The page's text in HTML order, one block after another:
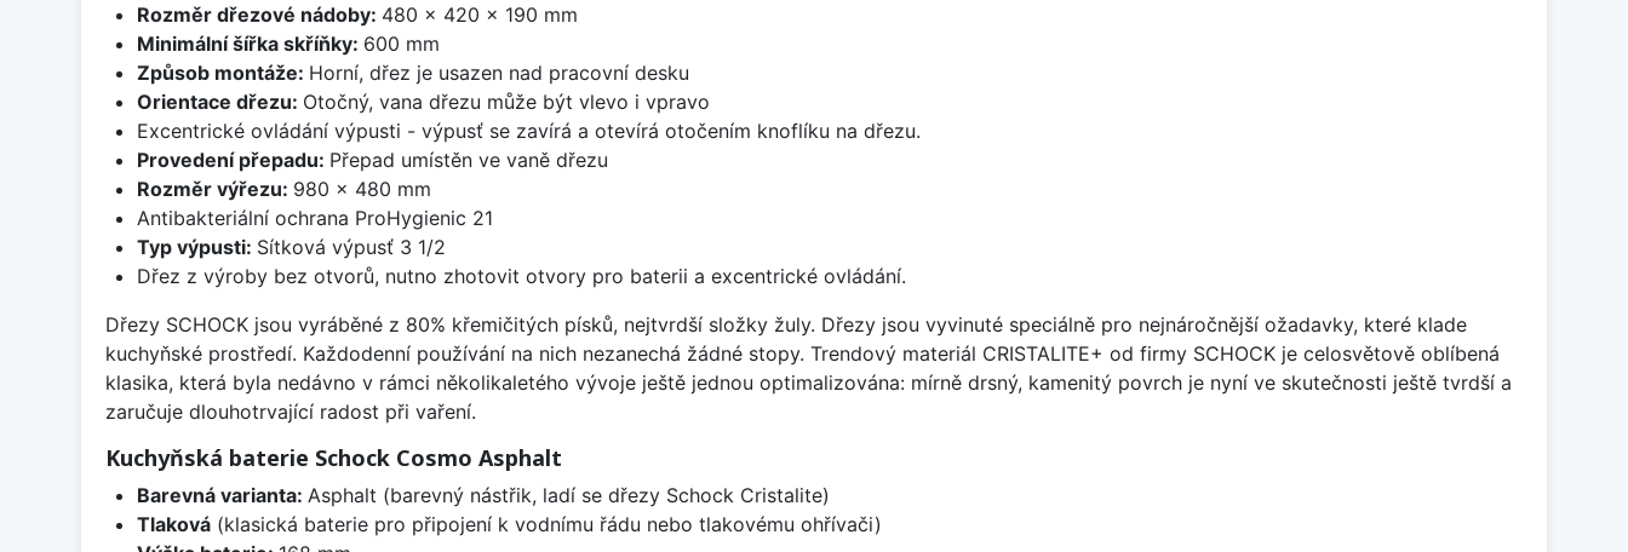
Rozměr dřezové nádoby: 480 x 420 x 190 mm
Minimální šířka skříňky: 600 mm
Způsob montáže: Horní, dřez je usazen nad pracovní desku
Orientace dřezu: Otočný, vana dřezu může být vlevo i vpravo
Excentrické ovládání výpusti - výpusť se zavírá a otevírá otočením knoflíku na dřezu.
Provedení přepadu: Přepad umístěn ve vaně dřezu
Rozměr výřezu: 980 x 480 mm
Antibakteriální ochrana ProHygienic 21
Typ výpusti: Sítková výpusť 3 1/2
Dřez z výroby bez otvorů, nutno zhotovit otvory pro baterii a excentrické ovládání.
Dřezy SCHOCK jsou vyráběné z 80% křemičitých písků, nejtvrdší složky žuly. Dřezy jsou vyvinuté speciálně pro nejnáročnější ožadavky, které klade
kuchyňské prostředí. Každodenní používání na nich nezanechá žádné stopy. Trendový materiál CRISTALITE+ od firmy SCHOCK je celosvětově oblíbená
klasika, která byla nedávno v rámci několikaletého vývoje ještě jednou optimalizována: mírně drsný, kamenitý povrch je nyní ve skutečnosti ještě tvrdší a
zaručuje dlouhotrvající radost při vaření.
Kuchyňská baterie Schock Cosmo Asphalt
Barevná varianta: Asphalt (barevný nástřik, ladí se dřezy Schock Cristalite)
Tlaková(klasická baterie pro připojení k vodnímu řádu nebo tlakovému ohřívači)